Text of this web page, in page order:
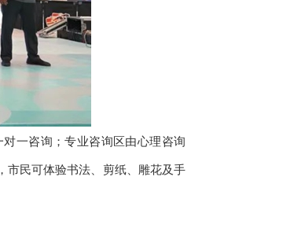
一咨询；专业咨询区由心理咨询
市民可体验书法、剪纸、雕花及手